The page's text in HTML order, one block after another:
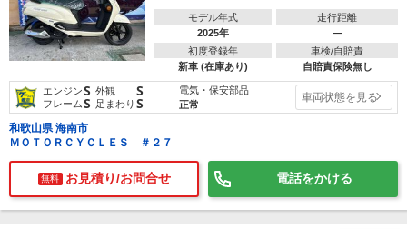
モデル年式
2025年
走行距離
―
初度登録年
新車 (在庫あり)
車検/自賠責
自賠責保険無し
エンジンS 外観 S
フレームS 足まわり S
電気・保安部品
正常
車両状態を見る
和歌山県 海南市
ＭＯＴＯＲＣＹＣＬＥＳ ＃２７
無料 お見積り/お問合せ 電話をかける